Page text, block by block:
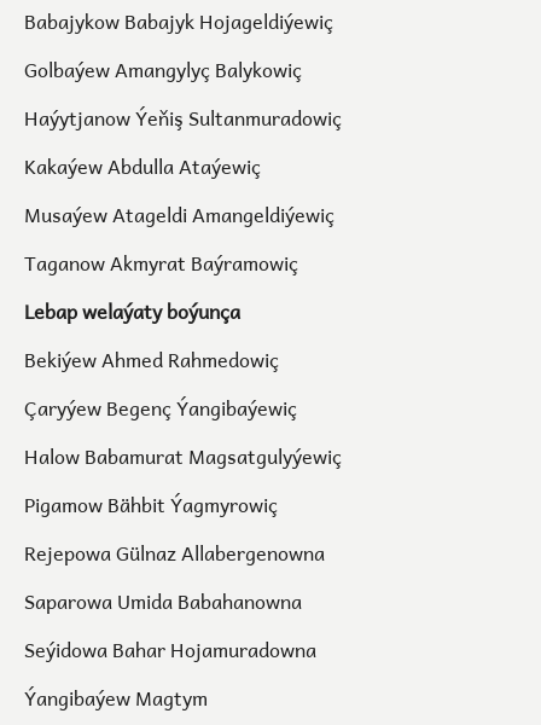
Babajykow Babajyk Hojageldiýewiç
Golbaýew Amangylyç Balykowiç
Haýytjanow Ýeňiş Sultanmuradowiç
Kakaýew Abdulla Ataýewiç
Musaýew Atageldi Amangeldiýewiç
Taganow Akmyrat Baýramowiç
Lebap welaýaty boýunça
Bekiýew Ahmed Rahmedowiç
Çaryýew Begenç Ýangibaýewiç
Halow Babamurat Magsatgulyýewiç
Pigamow Bähbit Ýagmyrowiç
Rejepowa Gülnaz Allabergenowna
Saparowa Umida Babahanowna
Seýidowa Bahar Hojamuradowna
Ýangibaýew Magtym